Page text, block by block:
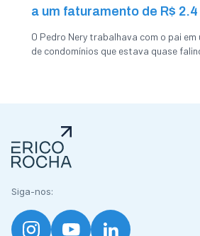
a um faturamento de R$
O Pedro Nery trabalhava com o pai
de condomínios que estava quase
Siga-nos: